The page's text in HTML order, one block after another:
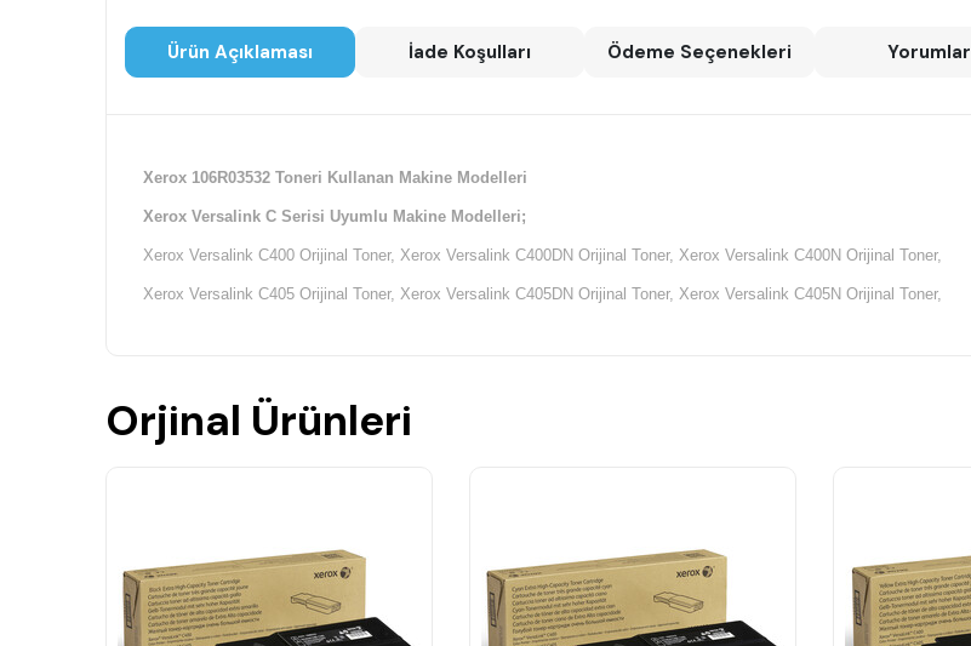
Ürün Açıklaması İade Koşulları Ödeme Seçenekleri Yorumlar
Xerox 106R03532 Toneri Kullanan Makine Modelleri
Xerox Versalink C Serisi Uyumlu Makine Modelleri;
Xerox Versalink C400 Orijinal Toner, Xerox Versalink C400DN Orijinal Toner, Xerox Versalink C400N Orijinal Toner,
Xerox Versalink C405 Orijinal Toner, Xerox Versalink C405DN Orijinal Toner, Xerox Versalink C405N Orijinal Toner,
Orjinal Ürünleri